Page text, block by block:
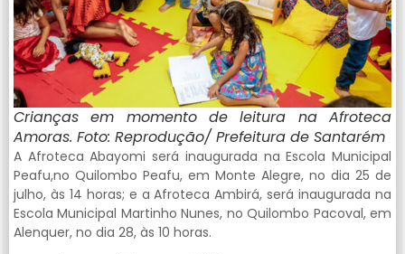
Crianças em momento de leitura na Afroteca
Amoras. Foto: Reprodução/ Prefeitura de Santarém
A Afroteca Abayomi será inaugurada na Escola Municipal
Peafu,no Quilombo Peafu, em Monte Alegre, no dia 25 de
julho, às 14 horas; e a Afroteca Ambirá, será inaugurada na
Escola Municipal Martinho Nunes, no Quilombo Pacoval, em
Alenquer, no dia 28, às 10 horas.